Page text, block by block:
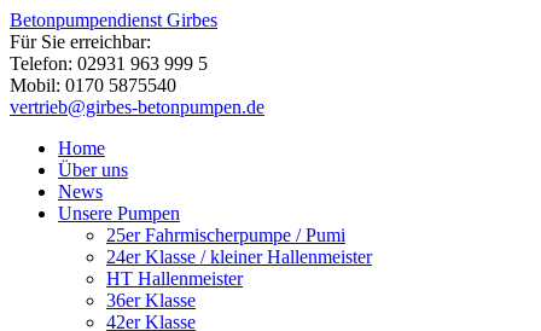
Betonpumpendienst Girbes
Für Sie erreichbar:
Telefon: 02931 963 999 5
Mobil: 0170 5875540
vertrieb@girbes-betonpumpen.de
Home
Über uns
News
Unsere Pumpen
25er Fahrmischerpumpe / Pumi
24er Klasse / kleiner Hallenmeister
HT Hallenmeister
36er Klasse
42er Klasse